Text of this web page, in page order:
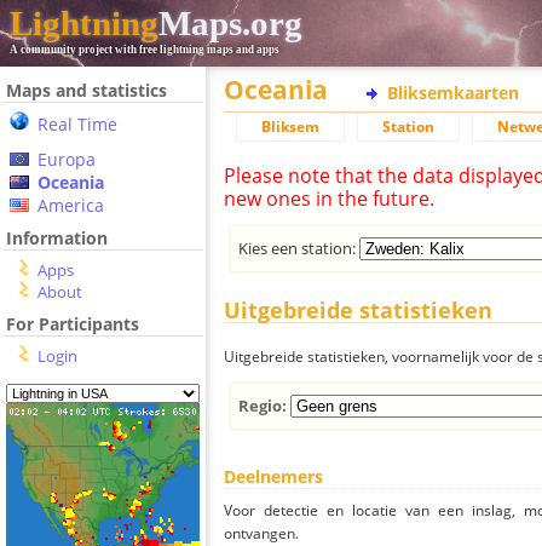
LightningMaps.org
A community project with free lightning maps and apps
Maps and statistics
Real Time
Europa
Oceania
America
Information
Apps
About
For Participants
Login
Oceania Bliksemkaarten
Bliksem Station
Please note that the data
new ones in the future.
Kies een station:
Uitgebreide statistieken
Uitgebreide statistieken, voornamelijk voor de
Regio:
Deelnemers
Voor detectie en locatie van een inslag,
ontvangen.